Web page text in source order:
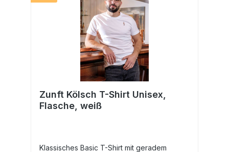
Zunft Kölsch T-Shirt Unisex,
Flasche, weiß
Klassisches Basic T-Shirt mit geradem